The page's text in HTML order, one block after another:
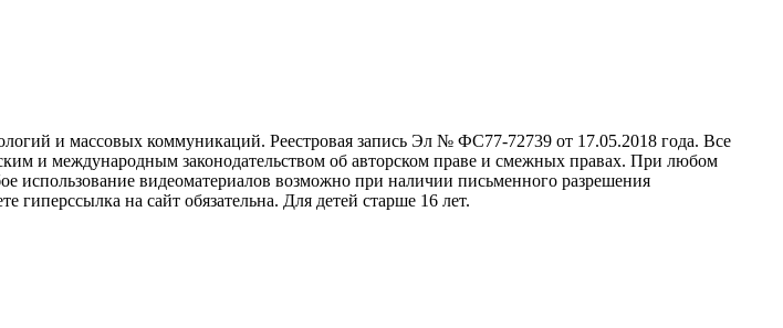
и массовых коммуникаций. Реестровая запись Эл № ФС77-72739 от 17.05.2018 года. Все
и международным законодательством об авторском праве и смежных правах. При любом
использование видеоматериалов возможно при наличии письменного разрешения
гиперссылка на сайт обязательна. Для детей старше 16 лет.